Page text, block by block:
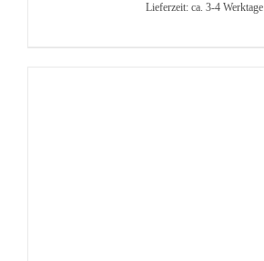
Lieferzeit: ca. 3-4 Werktage